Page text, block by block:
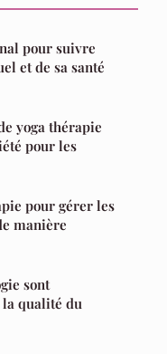
pour suivre
et de sa santé
yoga thérapie
pour les
pour gérer les
manière
sont
qualité du